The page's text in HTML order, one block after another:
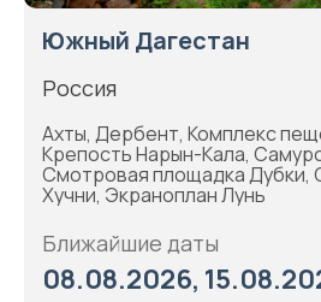
Южный Дагестан
Россия
Ахты, Дербент, Комплекс
Крепость Нарын-Кала,
Смотровая площадка Дубки,
Хучни, Экраноплан Лунь
Ближайшие даты
08.08.2026,